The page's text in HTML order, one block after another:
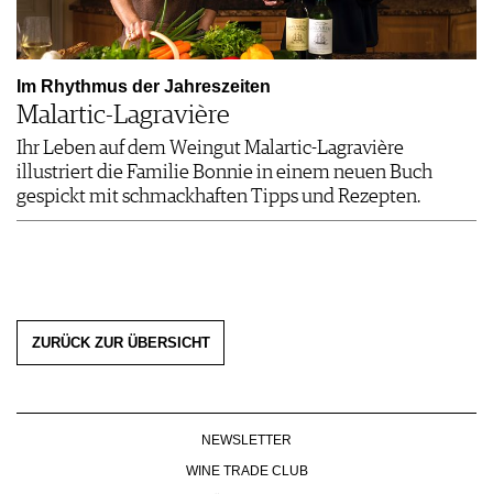
Im Rhythmus der Jahreszeiten
Malartic-Lagravière
Ihr Leben auf dem Weingut Malartic-Lagravière
illustriert die Familie Bonnie in einem neuen Buch
gespickt mit schmackhaften Tipps und Rezepten.
ZURÜCK ZUR ÜBERSICHT
NEWSLETTER
WINE TRADE CLUB